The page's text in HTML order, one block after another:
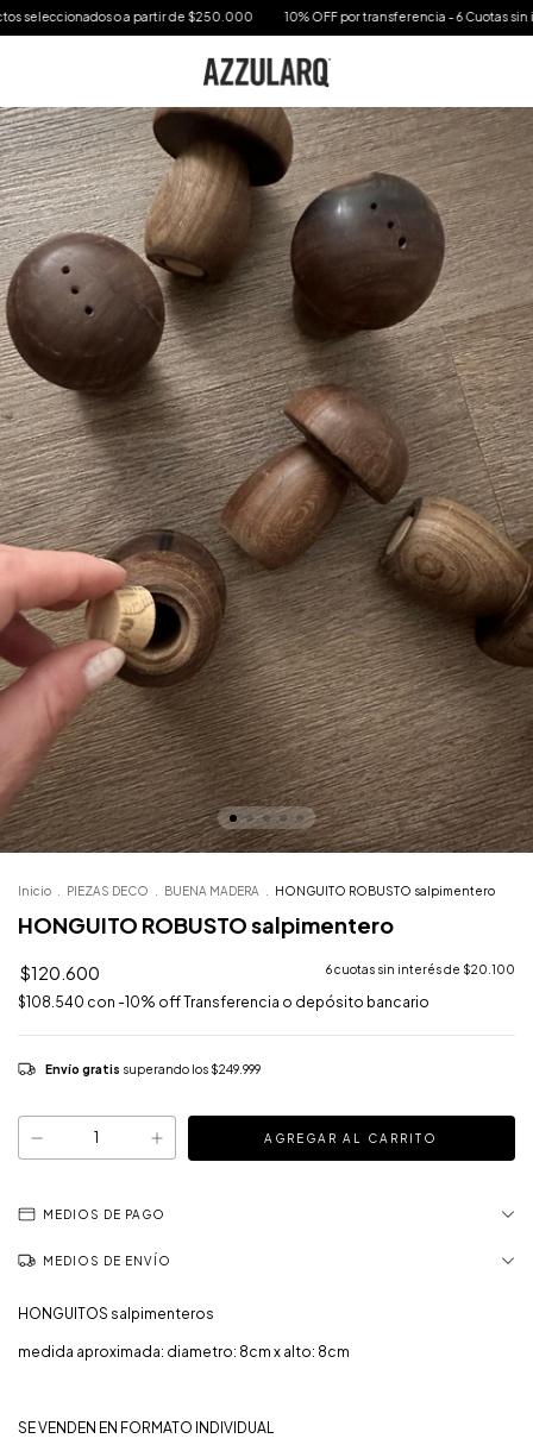
o a partir de $250.000 10% OFF por transferencia - 6 Cuotas sin interes
Inicio PIEZAS DECO BUENA MADERA HONGUITO ROBUSTO salpimentero
HONGUITO ROBUSTO salpimentero
$120.600 6cuotas sin interés de $20.100
$108.540 con -10% off Transferencia o depósito bancario
Envío gratis superando los $249.999
MEDIOS DE PAGO
MEDIOS DE ENVÍO
HONGUITOS salpimenteros
medida aproximada: diametro: 8cm x alto: 8cm
SE VENDEN EN FORMATO INDIVIDUAL